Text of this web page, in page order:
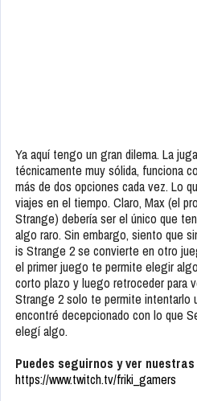
Ya aquí tengo un gran dilema. La
técnicamente muy sólida, funciona
más de dos opciones cada vez. Lo
viajes en el tiempo. Claro, Max (el
Strange) debería ser el único que
algo raro. Sin embargo, siento que
is Strange 2 se convierte en otro
el primer juego te permite elegir
corto plazo y luego retroceder para
Strange 2 solo te permite intentarlo
encontré decepcionado con lo que
elegí algo.
Puedes seguirnos y ver
https://www.twitch.tv/friki_gamers